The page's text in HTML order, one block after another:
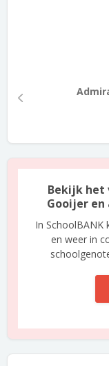
Bekijk het
Gooijer
In SchoolBANK
en weer in